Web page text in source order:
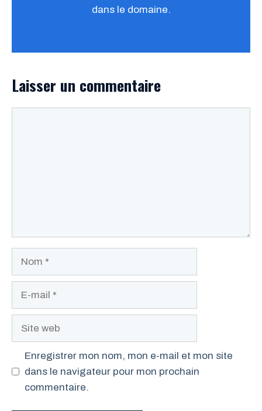
dans le domaine.
Laisser un commentaire
Site
Enregistrer mon nom, mon e-mail et mon site
dans le navigateur pour mon prochain
commentaire.